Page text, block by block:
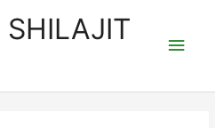
SHILAJIT
Main